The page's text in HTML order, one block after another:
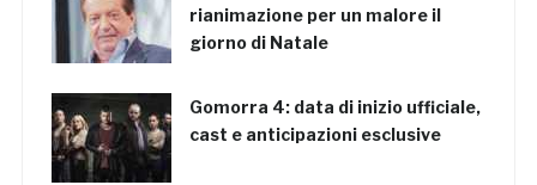
rianimazione per un malore il
giorno di Natale
Gomorra 4: data di inizio ufficiale,
cast e anticipazioni esclusive